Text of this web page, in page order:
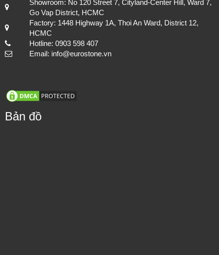
Privacy policy
Mua hàng nhanh